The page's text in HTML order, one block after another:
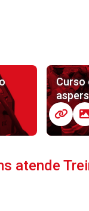
Curso
atende